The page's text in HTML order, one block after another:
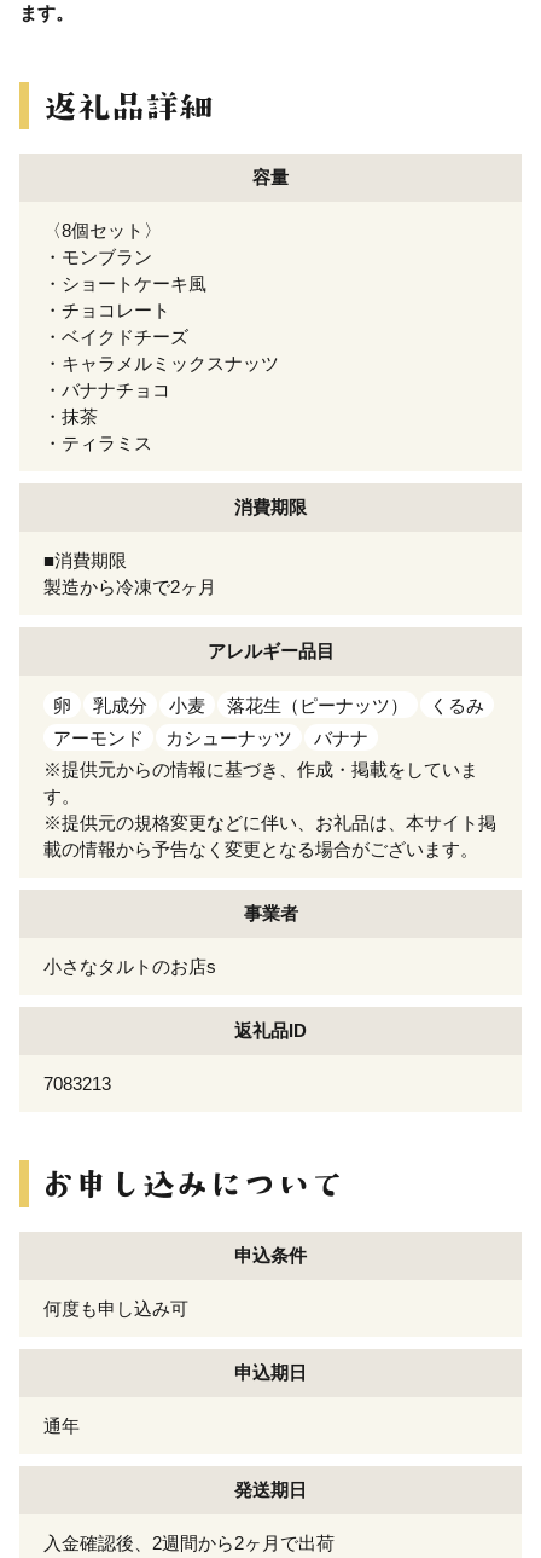
ます。
容量
〈8個セット〉
・モンブラン
・ショートケーキ風
・チョコレート
・ベイクドチーズ
・キャラメルミックスナッツ
・バナナチョコ
・抹茶
・ティラミス
消費期限
■消費期限
製造から冷凍で2ヶ月
アレルギー品目
卵 乳成分 小麦 落花生（ピーナッツ）
くるみ
アーモンド
カシューナッツ
バナナ
※提供元からの情報に基づき、作成・掲載をしていま
す。
※提供元の規格変更などに伴い、お礼品は、本サイト掲
載の情報から予告なく変更となる場合がございます。
事業者
小さなタルトのお店s
返礼品ID
7083213
申込条件
何度も申し込み可
申込期日
通年
発送期日
入金確認後、2週間から2ヶ月で出荷